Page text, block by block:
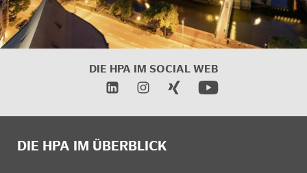
DIE HPA IM SOCIAL WEB
DIE HPA IM ÜBERBLICK